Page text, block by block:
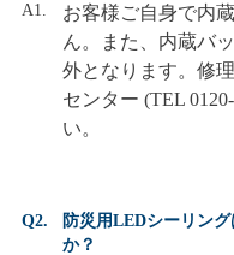
A1.
お客様ご自身で内
ん。また、内蔵バ
外となります。修
センター (TEL
い。
Q2.
防災用LEDシーリン
か？